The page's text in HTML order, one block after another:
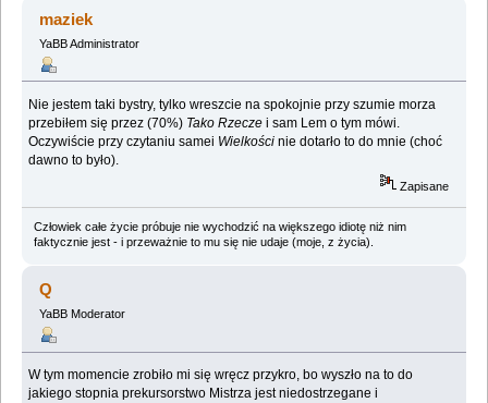
maziek
YaBB Administrator
Nie jestem taki bystry, tylko wreszcie na spokojnie przy szumie morza
przebiłem się przez (70%) Tako Rzecze i sam Lem o tym mówi.
Oczywiście przy czytaniu samei Wielkości nie dotarło to do mnie (choć
dawno to było).
Zapisane
Człowiek całe życie próbuje nie wychodzić na większego idiotę niż nim
faktycznie jest - i przeważnie to mu się nie udaje (moje, z życia).
Q
YaBB Moderator
W tym momencie zrobiło mi się wręcz przykro, bo wyszło na to do
jakiego stopnia prekursorstwo Mistrza jest niedostrzegane i